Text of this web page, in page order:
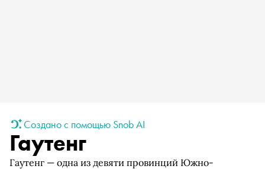
Создано с помощью Snob AI
Гаутенг
Гаутенг — одна из девяти провинций Южно-